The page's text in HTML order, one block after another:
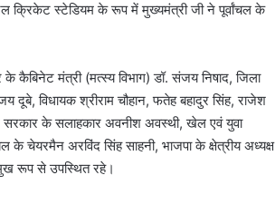
क्रिकेट स्टेडियम के रूप में मुख्यमंत्री जी ने पूर्वांचल के
कैबिनेट मंत्री (मत्स्य विभाग) डॉ. संजय निषाद, जिला
दूबे, विधायक श्रीराम चौहान, फतेह बहादुर सिंह, राजेश
सरकार के सलाहकार अवनीश अवस्थी, खेल एवं युवा
चेयरमैन अरविंद सिंह साहनी, भाजपा के क्षेत्रीय अध्यक्ष
रूप से उपस्थित रहे।